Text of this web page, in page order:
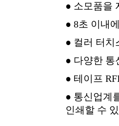
● 소모품을
● 8초 이내
● 컬러 터치
● 다양한 통
● 테이프
● 통신업계
인쇄할 수